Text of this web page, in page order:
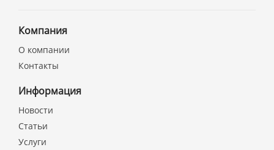
Компания
О компании
Контакты
Информация
Новости
Статьи
Услуги